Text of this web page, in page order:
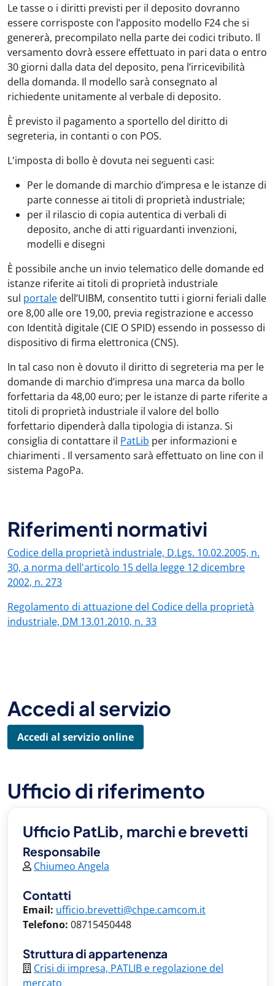
Le tasse o i diritti previsti per il deposito dovranno
essere corrisposte con l’apposito modello F24 che si
genererà, precompilato nella parte dei codici tributo. Il
versamento dovrà essere effettuato in pari data o entro
30 giorni dalla data del deposito, pena l’irricevibilità
della domanda. Il modello sarà consegnato al
richiedente unitamente al verbale di deposito.
È previsto il pagamento a sportello del diritto di
segreteria, in contanti o con POS.
L'imposta di bollo è dovuta nei seguenti casi:
Per le domande di marchio d’impresa e le istanze di
parte connesse ai titoli di proprietà industriale;
per il rilascio di copia autentica di verbali di
deposito, anche di atti riguardanti invenzioni,
modelli e disegni
È possibile anche un invio telematico delle domande ed
istanze riferite ai titoli di proprietà industriale
sul portale dell’UIBM, consentito tutti i giorni feriali dalle
ore 8,00 alle ore 19,00, previa registrazione e accesso
con Identità digitale (CIE O SPID) essendo in possesso di
dispositivo di firma elettronica (CNS).
In tal caso non è dovuto il diritto di segreteria ma per le
domande di marchio d’impresa una marca da bollo
forfettaria da 48,00 euro; per le istanze di parte riferite a
titoli di proprietà industriale il valore del bollo
forfettario dipenderà dalla tipologia di istanza. Si
consiglia di contattare il PatLib per informazioni e
chiarimenti . Il versamento sarà effettuato on line con il
sistema PagoPa.
Riferimenti normativi
Codice della proprietà industriale, D.Lgs. 10.02.2005, n.
30, a norma dell'articolo 15 della legge 12 dicembre
2002, n. 273
Regolamento di attuazione del Codice della proprietà
industriale, DM 13.01.2010, n. 33
Accedi al servizio
Accedi al servizio online
Ufficio di riferimento
Ufficio PatLib, marchi e brevetti
Responsabile
Chiumeo Angela
Contatti
Email: ufficio.brevetti@chpe.camcom.it
Telefono: 08715450448
Struttura di appartenenza
Crisi di impresa, PATLIB e regolazione del
mercato